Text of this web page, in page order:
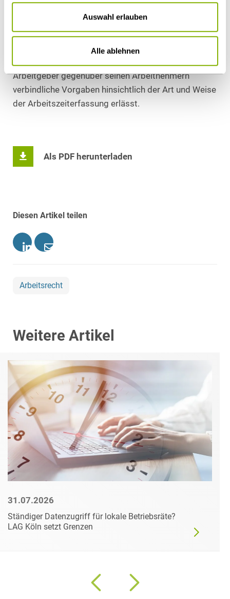
Auswahl erlauben
Alle ablehnen
Regelungen zum Gesundheitsschutz gemäß § 87
Abs. 1 Nr. 7 BetrVG einräumt. Zumindest
anzudenken wäre, ob hierneben auch noch ein
Mitbestimmungsrecht nach § 87 Abs. 1 Nr. 1 BetrVG
eingreifen könnte, nämlich dann, wenn der
Arbeitgeber gegenüber seinen Arbeitnehmern
verbindliche Vorgaben hinsichtlich der Art und Weise
der Arbeitszeiterfassung erlässt.
Als PDF herunterladen
Diesen Artikel teilen
Arbeitsrecht
Weitere Artikel
31.07.2026
Ständiger Datenzugriff für lokale Betriebsräte?
LAG Köln setzt Grenzen